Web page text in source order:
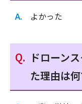
よかった
ドローン
た理由は